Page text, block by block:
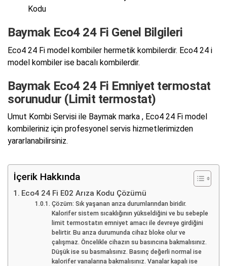
Kodu
Baymak Eco4 24 Fi Genel Bilgileri
Eco4 24 Fi model kombiler hermetik kombilerdir. Eco4 24 i
model kombiler ise bacalı kombilerdir.
Baymak Eco4 24 Fi Emniyet termostat
sorunudur (Limit termostat)
Umut Kombi Servisi ile Baymak marka , Eco4 24 Fi model
kombileriniz için profesyonel servis hizmetlerimizden
yararlanabilirsiniz.
İçerik Hakkında
Eco4 24 Fi E02 Arıza Kodu Çözümü
Çözüm: Sık yaşanan arıza durumlarından biridir.
Kalorifer sistem sıcaklığının yükseldiğini ve bu sebeple
limit termostatın emniyet amacı ile devreye girdiğini
belirtir. Bu arıza durumunda cihaz bloke olur ve
çalışmaz. Öncelikle cihazın su basıncına bakmalısınız.
Düşük ise su basmalısınız. Basınç değerli normal ise
kalorifer vanalarına bakmalısınız. Vanalar kapalı ise